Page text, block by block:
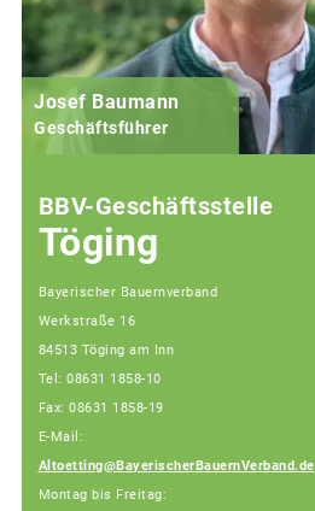
Josef Baumann
Geschäftsführer
BBV-Geschäftsstelle
Töging
Bayerischer Bauernverband
Werkstraße 16
84513 Töging am Inn
Tel: 08631 1858-10
Fax: 08631 1858-19
E-Mail:
Altoetting@BayerischerBauernVerband.de
Montag bis Freitag: